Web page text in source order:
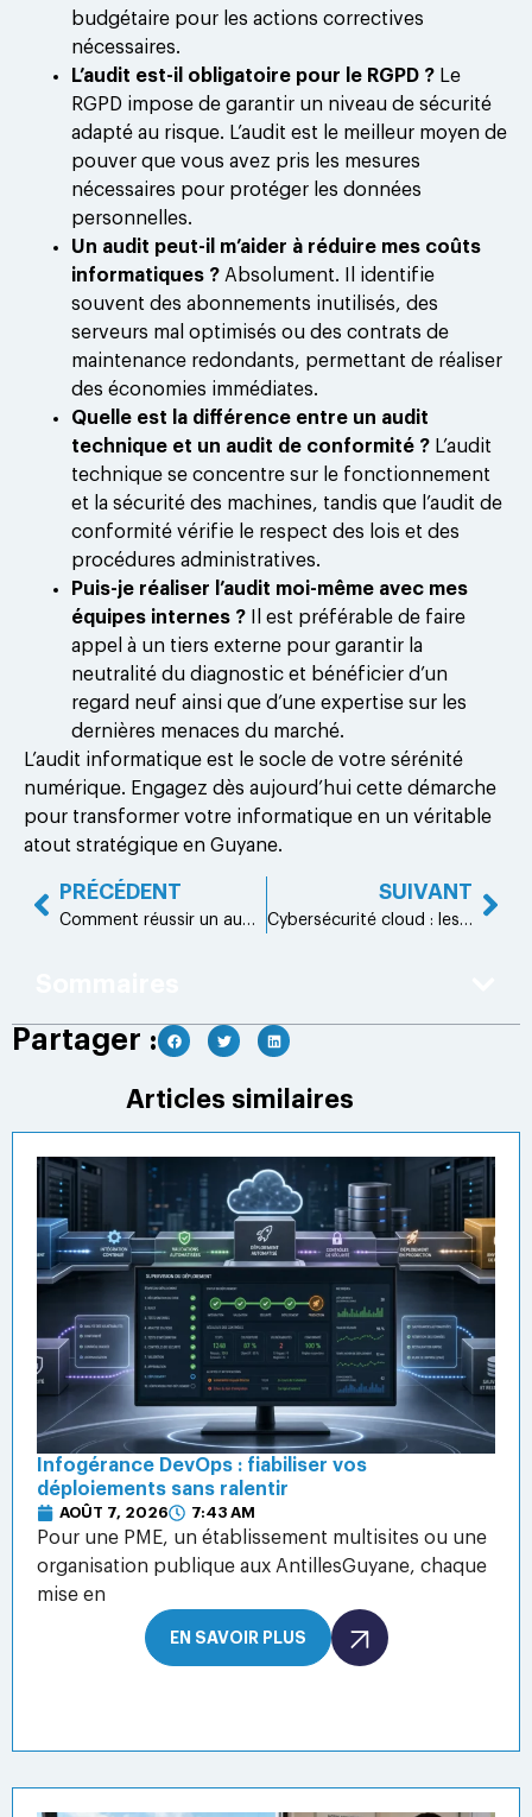
budgétaire pour les actions correctives
nécessaires.
L’audit est-il obligatoire pour le RGPD ? Le
RGPD impose de garantir un niveau de sécurité
adapté au risque. L’audit est le meilleur moyen de
pouver que vous avez pris les mesures
nécessaires pour protéger les données
personnelles.
Un audit peut-il m’aider à réduire mes coûts
informatiques ? Absolument. Il identifie
souvent des abonnements inutilisés, des
serveurs mal optimisés ou des contrats de
maintenance redondants, permettant de réaliser
des économies immédiates.
Quelle est la différence entre un audit
technique et un audit de conformité ? L’audit
technique se concentre sur le fonctionnement
et la sécurité des machines, tandis que l’audit de
conformité vérifie le respect des lois et des
procédures administratives.
Puis-je réaliser l’audit moi-même avec mes
équipes internes ? Il est préférable de faire
appel à un tiers externe pour garantir la
neutralité du diagnostic et bénéficier d’un
regard neuf ainsi que d’une expertise sur les
dernières menaces du marché.
L’audit informatique est le socle de votre sérénité
numérique. Engagez dès aujourd’hui cette démarche
pour transformer votre informatique en un véritable
atout stratégique en Guyane.
PRÉCÉDENT
Comment réussir un audit réseau informatique en PME
SUIVANT
Cybersécurité cloud : les priorités à sécuriser en 2026
Partager :
Articles similaires
Infogérance DevOps : fiabiliser vos
déploiements sans ralentir
AOÛT 7, 2026 7:43 AM
Pour une PME, un établissement multisites ou une
organisation publique aux AntillesGuyane, chaque
mise en
EN SAVOIR PLUS